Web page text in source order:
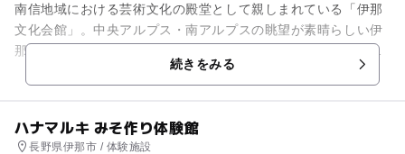
南信地域における芸術文化の殿堂として親しまれている「伊那
文化会館」。中央アルプス・南アルプスの眺望が素晴らしい伊
那谷の美しい高台、春日城址公園内にあり、大小舞台ホール・
美術展示ホール・本格プラネ...続きをみる
ハナマルキ みそ作り体験館
長野県伊那市 / 体験施設